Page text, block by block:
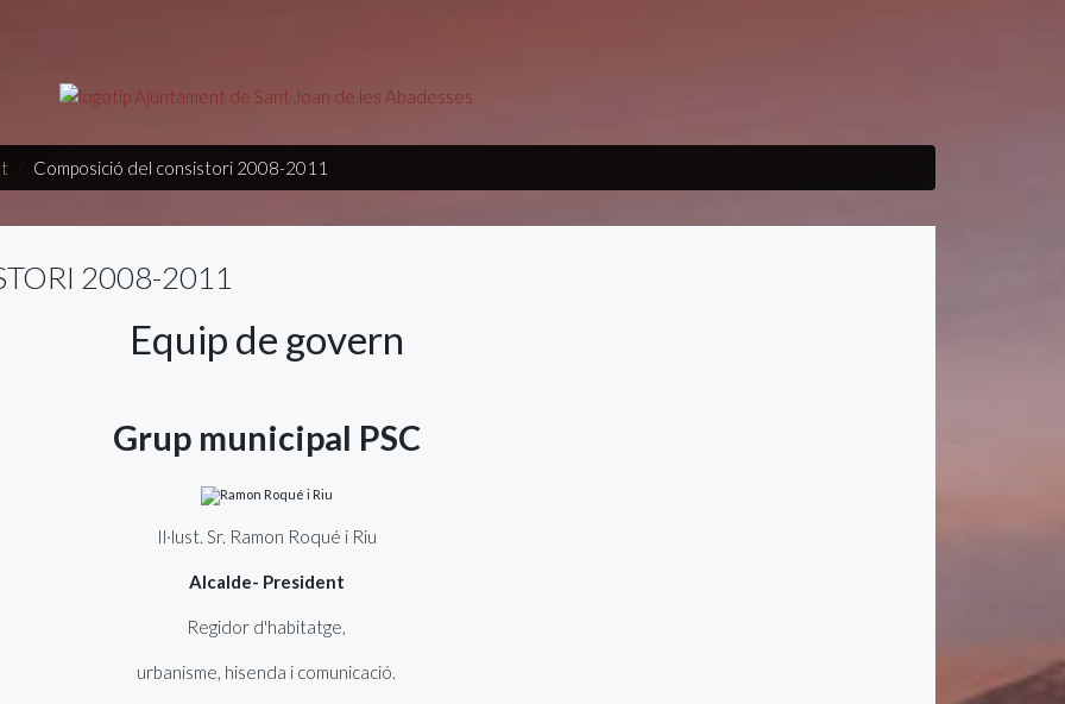
Composició del consistori 2008-2011
2008-2011
Equip de govern
Grup municipal PSC
Il·lust. Sr. Ramon Roqué i Riu
Alcalde- President
Regidor d'habitatge,
urbanisme, hisenda i comunicació.